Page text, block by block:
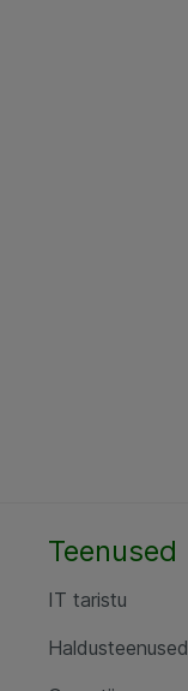
Teenused
IT taristu
Haldusteenused